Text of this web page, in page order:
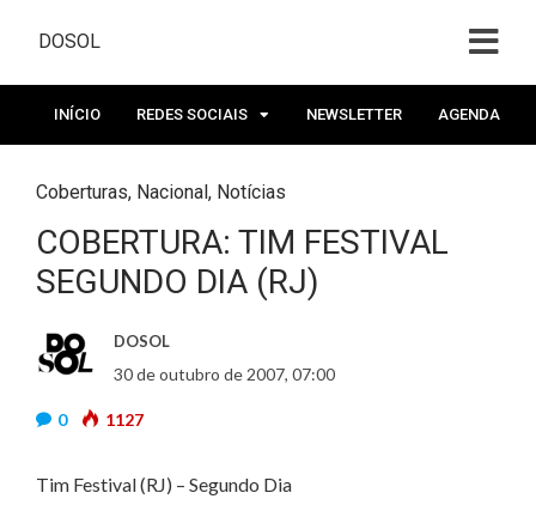
DOSOL
INÍCIO REDES SOCIAIS NEWSLETTER AGENDA
Coberturas, Nacional, Notícias
COBERTURA: TIM FESTIVAL
SEGUNDO DIA (RJ)
DOSOL
30 de outubro de 2007, 07:00
0 1127
Tim Festival (RJ) – Segundo Dia